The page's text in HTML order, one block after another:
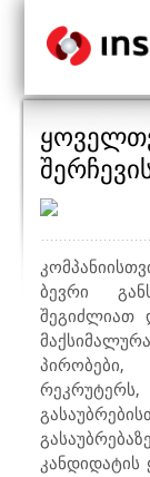
ბევრი
შეგიძლიათ
კანდიდატის